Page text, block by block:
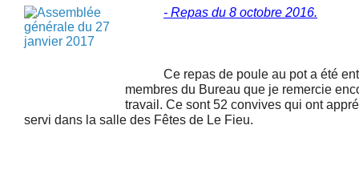
- Repas du 8 octobre 2016.
Ce repas de poule au pot a été
membres du Bureau que je remercie
travail. Ce sont 52 convives qui ont
servi dans la salle des Fêtes de Le Fieu.